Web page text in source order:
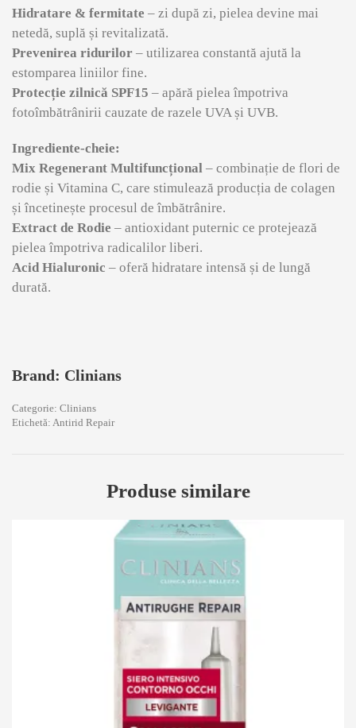
Hidratare & fermitate – zi după zi, pielea devine mai
netedă, suplă și revitalizată.
Prevenirea ridurilor – utilizarea constantă ajută la
estomparea liniilor fine.
Protecție zilnică SPF15 – apără pielea împotriva
fotoîmbătrânirii cauzate de razele UVA și UVB.
Ingrediente-cheie:
Mix Regenerant Multifuncțional – combinație de flori de
rodie și Vitamina C, care stimulează producția de colagen
și încetinește procesul de îmbătrânire.
Extract de Rodie – antioxidant puternic ce protejează
pielea împotriva radicalilor liberi.
Acid Hialuronic – oferă hidratare intensă și de lungă
durată.
Brand: Clinians
Categorie: Clinians
Etichetă: Antirid Repair
Produse similare